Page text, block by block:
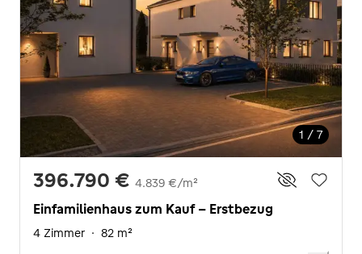
1 / 7
396.790 € 4.839 €/m²
Einfamilienhaus zum Kauf - Erstbezug
4 Zimmer · 82 m²